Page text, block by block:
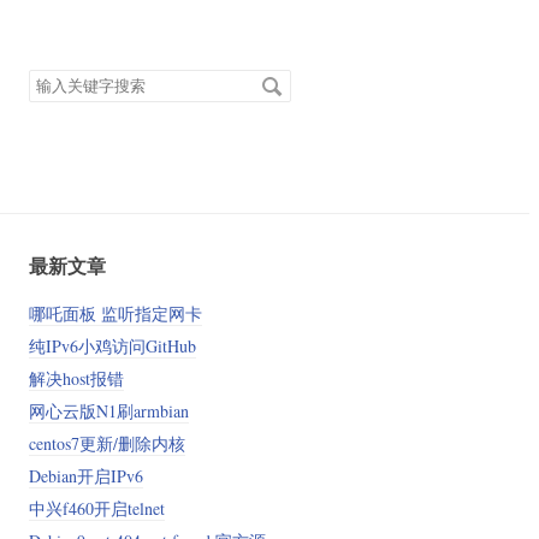
搜
最新文章
哪吒面板 监听指定网卡
纯IPv6小鸡访问GitHub
解决host报错
网心云版N1刷armbian
centos7更新/删除内核
Debian开启IPv6
中兴f460开启telnet